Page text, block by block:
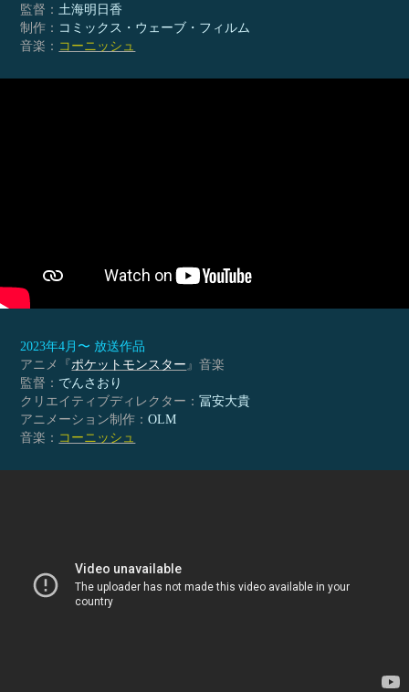
監督：土海明日香
制作： コミックス・ウェーブ・フィルム
音楽： コーニッシュ
2023年4月〜 放送作品
アニメ『ポケットモンスター 』音楽
監督： でんさおり
クリエイティブディレクター：冨安大貴
アニメーション制作：OLM
音楽： コーニッシュ